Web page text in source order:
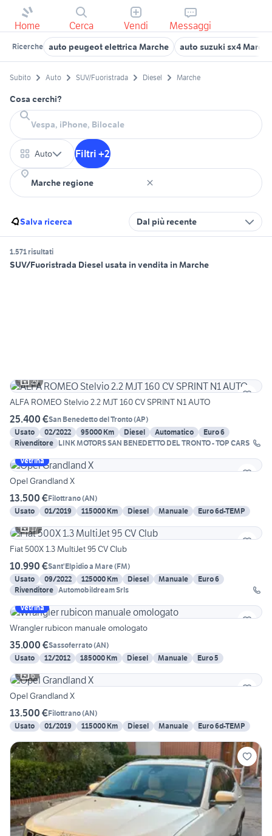
Home Cerca Vendi Messaggi
Ricerche auto peugeot elettrica Marche auto suzuki sx4 Marche
Subito Auto SUV/Fuoristrada Diesel Marche
Cosa cerchi?
Auto Filtri +2
Salva ricerca Dal più recente
1.571 risultati
SUV/Fuoristrada Diesel usata in vendita in Marche
29
ALFA ROMEO Stelvio 2.2 MJT 160 CV SPRINT N1 AUTO
25.400 €San Benedetto del Tronto(AP)
Usato
02/2022 95000 Km Diesel Automatico
Euro 6
Rivenditore LINK MOTORS SAN BENEDETTO DEL TRONTO - TOP CARS
Vetrina
Opel Grandland X
13.500 €Filottrano(AN)
Usato
01/2019 115000 Km Diesel Manuale
Euro 6d-TEMP
17
Fiat 500X 1.3 MultiJet 95 CV Club
10.990 €Sant'Elpidio a Mare(FM)
Usato
09/2022 125000 Km Diesel Manuale
Euro 6
Rivenditore Automobildream Srls
Vetrina
Wrangler rubicon manuale omologato
35.000 €Sassoferrato(AN)
Usato
12/2012 185000 Km Diesel Manuale
Euro 5
6
Opel Grandland X
13.500 €Filottrano(AN)
Usato
01/2019 115000 Km Diesel Manuale Euro 6d-TEMP